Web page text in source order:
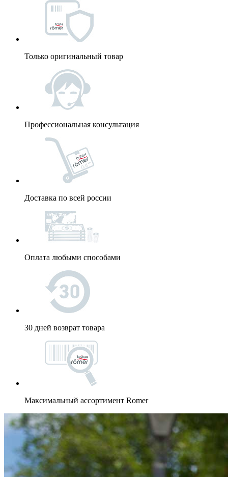
Только оригинальный товар
Профессиональная консультация
Доставка по всей россии
Оплата любыми способами
30 дней возврат товара
Максимальный ассортимент Romer